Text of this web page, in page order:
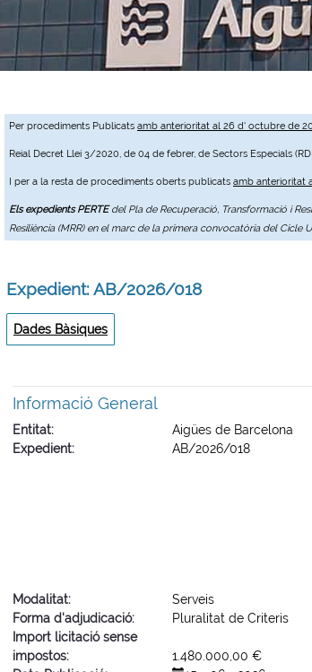
Per procediments Publicats amb anterioritat al 26 d' octubre de
Reial Decret Llei 3/2020, de 04 de febrer, de Sectors Especials
I per a la resta de procediments oberts publicats amb anterioritat
Els expedients PERTEdel Pla de Recuperació, Transformació i
Resiliència (MRR) en el marc de la primera convocatòria del Cicle
Expedient: AB/2026/018
Dades Bàsiques
Informació General
Entitat Aigües de Barcelona
Expedient
AB/2026/018
Modalitat
Serveis
Forma d'adjudicació
Pluralitat de Criteris
Import licitació sense
impostos
1.480.000,00 €